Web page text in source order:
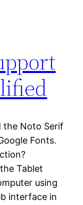
the Noto Serif
Fonts.
Tablet
using
interface in